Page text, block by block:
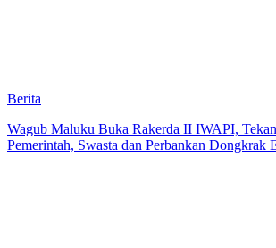
Berita
Wagub Maluku Buka Rakerda II IWAPI,
Pemerintah, Swasta dan Perbankan Dongkrak